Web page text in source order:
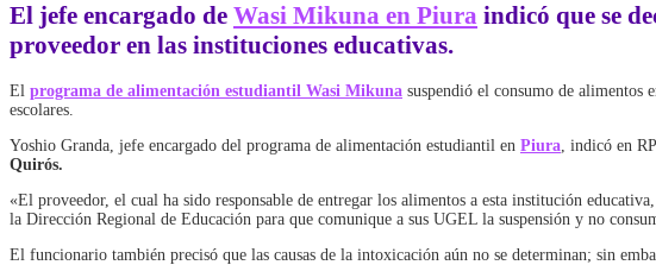
El jefe encargado de Wasi Mikuna en Piura indicó que se
proveedor en las instituciones educativas.
El programa de alimentación estudiantil Wasi Mikuna suspendió el consumo de alimentos
escolares.
Yoshio Granda, jefe encargado del programa de alimentación estudiantil en Piura , indicó en
Quirós.
«El proveedor, el cual ha sido responsable de entregar los alimentos a esta institución
la Dirección Regional de Educación para que comunique a sus UGEL la suspensión y no
El funcionario también precisó que las causas de la intoxicación aún no se determinan; sin